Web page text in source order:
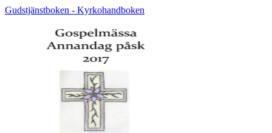
Gudstjänstboken - Kyrkohandboken